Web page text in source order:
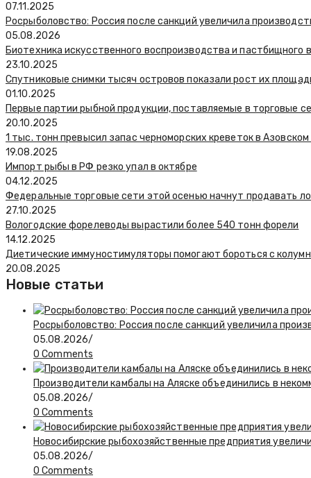
07.11.2025
Росрыболовство: Россия после санкций увеличила
05.08.2026
Биотехника искусственного воспроизводства и
23.10.2025
Спутниковые снимки тысяч островов показали рост их
01.10.2025
Первые партии рыбной продукции, поставляемые в торговые
20.10.2025
1 тыс. тонн превысил запас черноморских креветок в
19.08.2025
Импорт рыбы в РФ резко упал в октябре
04.12.2025
Федеральные торговые сети этой осенью начнут продавать
27.10.2025
Вологодские форелеводы вырастили более 540 тонн форели
14.12.2025
Диетические иммуностимуляторы помогают бороться с
20.08.2025
Новые статьи
Росрыболовство: Россия после санкций увеличила
05.08.2026/
0 Comments
Производители камбалы на Аляске объединились в
05.08.2026/
0 Comments
Новосибирские рыбохозяйственные предприятия
05.08.2026/
0 Comments